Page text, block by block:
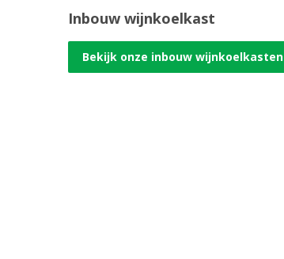
Inbouw wijnkoelkast
Bekijk onze inbouw wijnkoelkasten